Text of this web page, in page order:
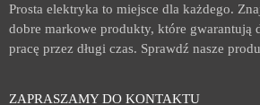
Prosta elektryka to miejsce dla każdego.
dobre markowe produkty, które gwarantują
pracę przez długi czas. Sprawdź nasze
ZAPRASZAMY DO KONTAKTU